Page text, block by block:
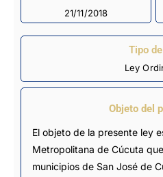
21/11/2018
Tipo
Ley
Objeto del
El objeto de la presente ley
Metropolitana de Cúcuta
municipios de San José de